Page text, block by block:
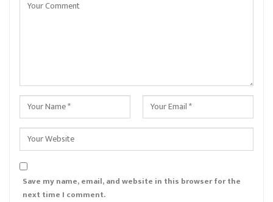
Save my name, email, and website in this browser for the
next time I comment.